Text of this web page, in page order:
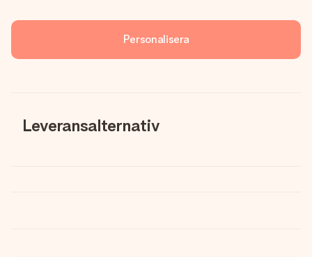
Personalisera
Leveransalternativ